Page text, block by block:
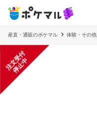
産直・通販のポケマル 体験・その他
注
文
受
付
停
止
中